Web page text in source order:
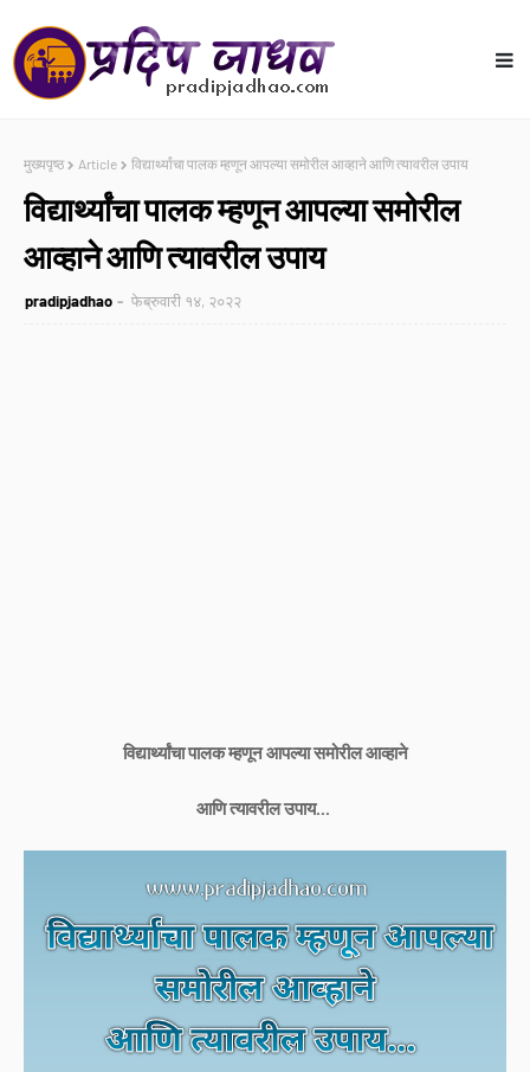
मुख्यपृष्ठ Article विद्यार्थ्यांचा पालक म्हणून आपल्या समोरील आव्हाने आणि त्यावरील उपाय
विद्यार्थ्यांचा पालक म्हणून आपल्या समोरील
आव्हाने आणि त्यावरील उपाय
pradipjadhao फेब्रुवारी १४, २०२२
विद्यार्थ्यांचा पालक म्हणून आपल्या समोरील आव्हाने
आणि त्यावरील उपाय...